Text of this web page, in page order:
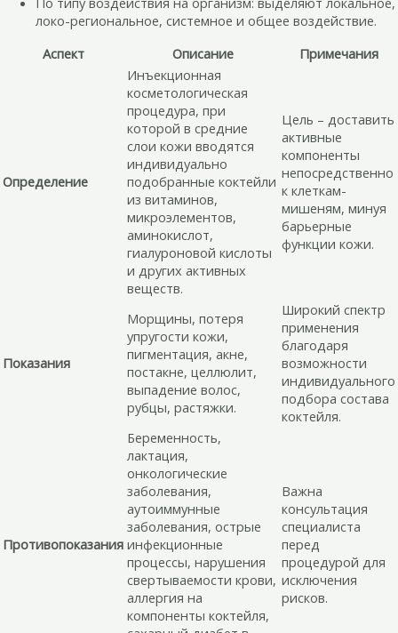
локо-региональное, системное и общее воздействие.
Аспект
Описание Примечания
Определение
Инъекционная
косметологическая
процедура, при
которой в средние
слои кожи вводятся
индивидуально
подобранные коктейли
из витаминов,
микроэлементов,
аминокислот,
гиалуроновой кислоты
и других активных
веществ.
Цель – доставить
активные
компоненты
непосредственно
к клеткам-
мишеням, минуя
барьерные
функции кожи.
Показания
Морщины, потеря
упругости кожи,
пигментация, акне,
постакне, целлюлит,
выпадение волос,
рубцы, растяжки.
Широкий спектр
применения
благодаря
возможности
индивидуального
подбора состава
коктейля.
Противопоказания
Беременность,
лактация,
онкологические
заболевания,
аутоиммунные
заболевания, острые
инфекционные
процессы, нарушения
свертываемости крови,
аллергия на
компоненты коктейля,
Важна
консультация
специалиста
перед
процедурой для
исключения
рисков.